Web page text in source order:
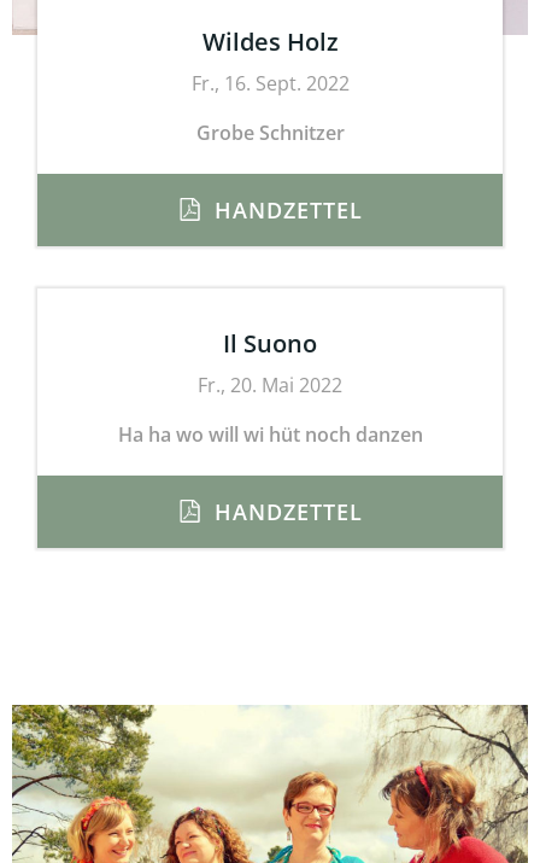
Wildes Holz
Fr., 16. Sept. 2022
Grobe Schnitzer
HANDZETTEL
Il Suono
Fr., 20. Mai 2022
Ha ha wo will wi hüt noch danzen
HANDZETTEL